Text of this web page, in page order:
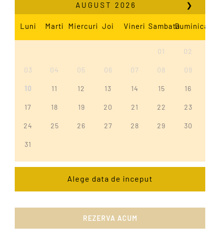
❯
AUGUST 2026
Luni Marti Miercuri Joi Vineri SambataDuminica
01 02
03 04 05 06 07 08 09
10 11 12 13 14 15 16
17 18 19 20 21 22 23
24 25 26 27 28 29 30
31
Alege data de inceput
REZERVA ACUM